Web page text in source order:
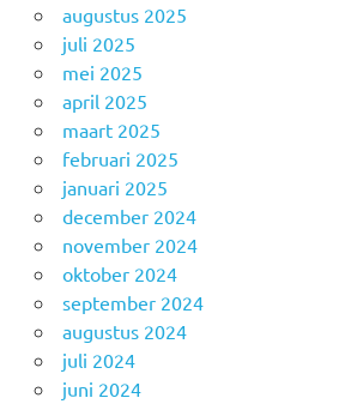
augustus 2025
juli 2025
mei 2025
april 2025
maart 2025
februari 2025
januari 2025
december 2024
november 2024
oktober 2024
september 2024
augustus 2024
juli 2024
juni 2024